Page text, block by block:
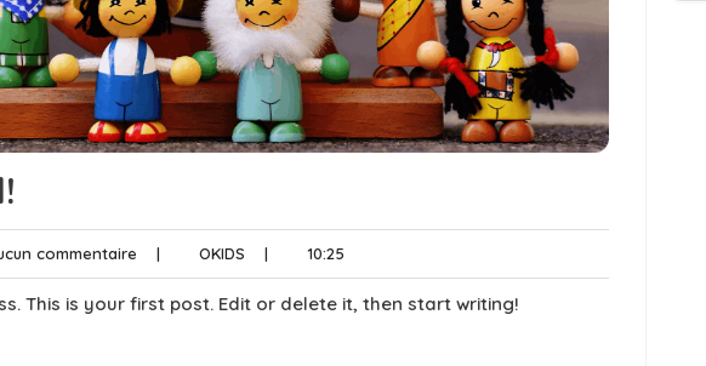
commentaire Aucun
commentaire
| OKIDS OKIDS
| 10:25
This is your first post. Edit or delete it, then start writing!